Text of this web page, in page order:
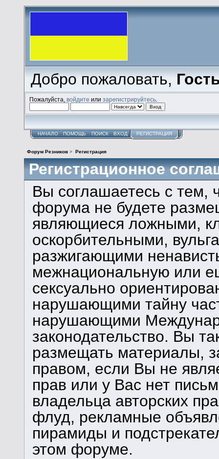
Добро пожаловать,
Пожалуйста,войдите илизарегистрируйтесь
НАЧАЛО ПОМОЩЬ ПОИСК ВХОД РЕГИСТРАЦИЯ
Форум Резников > Регистрация
Регистрационное
Вы соглашаетесь с тем,
форума не будете
являющиеся ложными,
оскорбительными,
разжигающими
межнациональную или
сексуально
нарушающими тайну
нарушающими
законодательство. Вы
размещать материалы,
правом, если Вы не
прав или у Вас нет
владельца авторских
флуд, рекламные
пирамиды и
этом форуме.